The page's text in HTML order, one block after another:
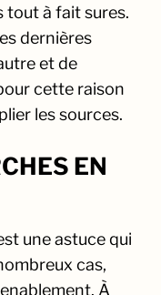
tout à fait sures.
dernières
et de
cette raison
les sources.
EN
une astuce qui
cas,
À